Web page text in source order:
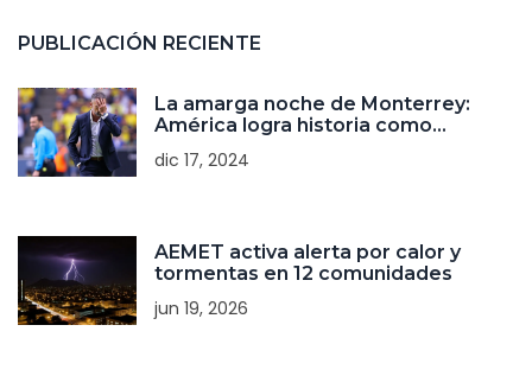
PUBLICACIÓN RECIENTE
La amarga noche de Monterrey:
América logra historia como
dic 17, 2024
AEMET activa alerta por calor y
tormentas en 12 comunidades
jun 19, 2026